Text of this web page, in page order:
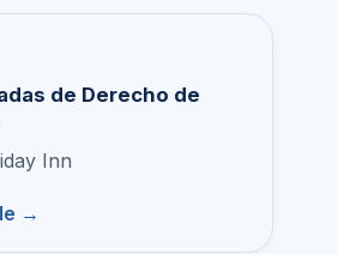
de Derecho de
Inn
→